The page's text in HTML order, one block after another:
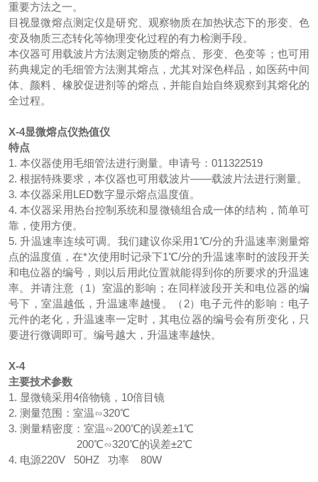
重要方法之一。
目视显微熔点测定仪是研究、观察物质在加热状态下的形变、色
变及物质三态转化等物理变化过程的有力检测手段。
本仪器可用载波片方法测定物质的熔点、形变、色变等；也可用
药典规定的毛细管方法测其熔点，尤其对深色样品，如医药中间
体、颜料、橡胶促进剂等的熔点，并能自始自终观察到其熔化的
全过程。
X-4显微熔点仪热值仪
特点
1. 本仪器使用毛细管法进行测量。申请号：011322519
2. 根据特殊要求，本仪器也可用载波片——载波片法进行测量。
3. 本仪器采用LED数字显示熔点温度值。
4. 本仪器采用热台控制系统和显微镜组合成一体的结构，简单可
靠，使用方便。
5. 升温速率连续可调。我们建议你采用1℃/分的升温速率测量熔
点的温度值，在*次使用时记录下1℃/分的升温速率时的波段开关
和电位器的编号，则以后用此位置就能得到你的所要求的升温速
率。并请注意（1）室温的影响；在同样波段开关和电位器的编
号下，室温越低，升温速率越慢。（2）电子元件的影响：电子
元件的老化，升温速率一定时，其电位器的编号会有所变化，只
要进行微调即可。编号越大，升温速率越快。
X-4
主要技术参数
1. 显微镜采用4倍物镜，10倍目镜
2. 测量范围：室温∽320℃
3. 测量精密度：室温∽200℃的误差±1℃
200℃∽320℃的误差±2℃
4. 电源220V 50HZ 功率 80W